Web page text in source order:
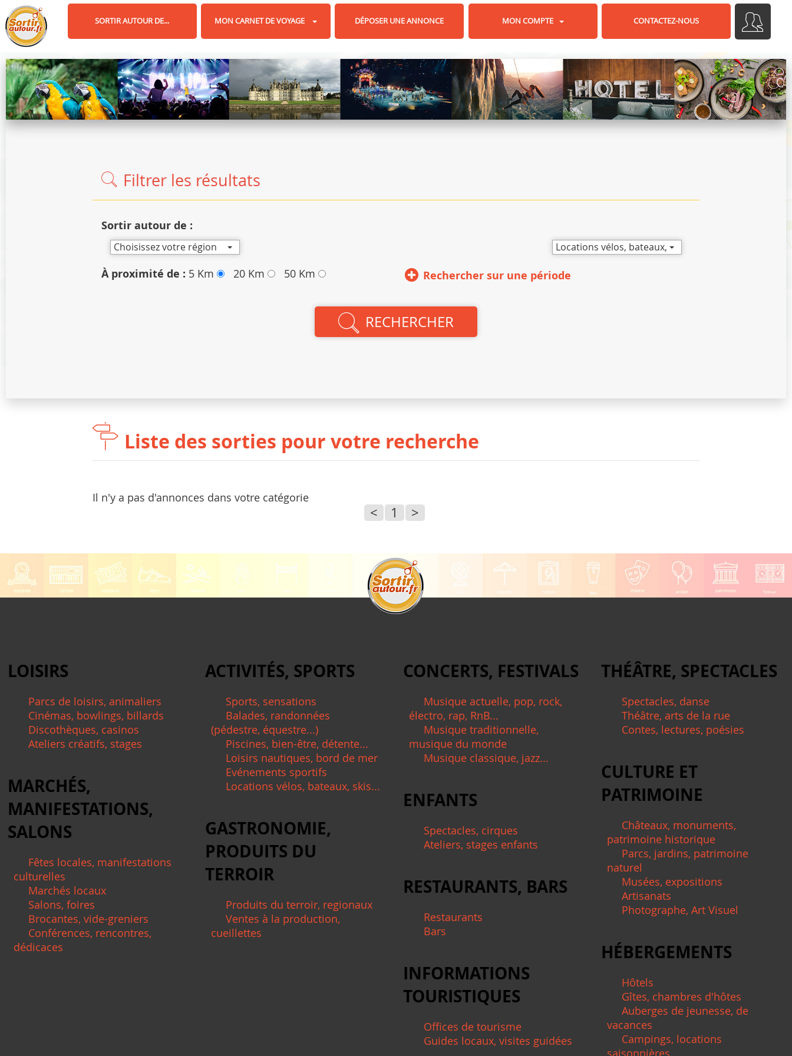
SORTIR AUTOUR DE... MON CARNET DE VOYAGE DÉPOSER UNE ANNONCE MON COMPTE CONTACTEZ-NOUS
Filtrer les résultats
Sortir autour de :
Choisissez votre région Locations vélos, bateaux, skis...
À proximité de : 5 Km 20 Km 50 Km Rechercher sur une période
RECHERCHER
Liste des sorties pour votre recherche
Il n'y a pas d'annonces dans votre catégorie
< 1 >
LOISIRS
Parcs de loisirs, animaliers
Cinémas, bowlings, billards
Discothèques, casinos
Ateliers créatifs, stages
ACTIVITÉS, SPORTS
Sports, sensations
Balades, randonnées
(pédestre, équestre...)
Piscines, bien-être, détente...
Loisirs nautiques, bord de mer
Evénements sportifs
Locations vélos, bateaux, skis...
CONCERTS, FESTIVALS
Musique actuelle, pop, rock,
électro, rap, RnB...
Musique traditionnelle,
musique du monde
Musique classique, jazz...
THÉÂTRE, SPECTACLES
Spectacles, danse
Théâtre, arts de la rue
Contes, lectures, poésies
CULTURE ET
PATRIMOINE
Châteaux, monuments,
patrimoine historique
Parcs, jardins, patrimoine
naturel
Musées, expositions
Artisanats
Photographe, Art Visuel
MARCHÉS,
MANIFESTATIONS,
SALONS
Fêtes locales, manifestations
culturelles
Marchés locaux
Salons, foires
Brocantes, vide-greniers
Conférences, rencontres,
dédicaces
ENFANTS
Spectacles, cirques
Ateliers, stages enfants
GASTRONOMIE,
PRODUITS DU
TERROIR
Produits du terroir, regionaux
Ventes à la production,
cueillettes
RESTAURANTS, BARS
Restaurants
Bars
HÉBERGEMENTS
Hôtels
Gîtes, chambres d'hôtes
Auberges de jeunesse, de
vacances
Campings, locations
saisonnières
INFORMATIONS
TOURISTIQUES
Offices de tourisme
Guides locaux, visites guidées
Panneau de gestion des cookies